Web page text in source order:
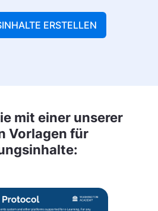
ERSTELLEN
mit einer unserer
Vorlagen für